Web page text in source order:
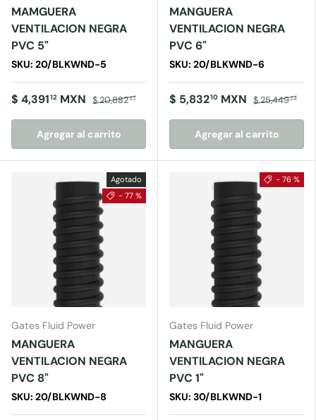
MAMGUERA
VENTILACION NEGRA
PVC 5"
SKU: 20/BLKWND-5
$ 4,39112 MXN $ 20,88232
Agregar al carrito
MANGUERA
VENTILACION NEGRA
PVC 6"
SKU: 20/BLKWND-6
$ 5,83210 MXN $ 25,44924
Agregar al carrito
Agotado
- 77 %
Gates Fluid Power
MANGUERA
VENTILACION NEGRA
PVC 8"
SKU: 20/BLKWND-8
- 76 %
Gates Fluid Power
MANGUERA
VENTILACION NEGRA
PVC 1"
SKU: 30/BLKWND-1